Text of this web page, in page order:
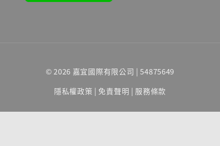
© 2026 嘉宜國際有限公司 | 54875649
隱私權政策 | 免責聲明 | 服務條款